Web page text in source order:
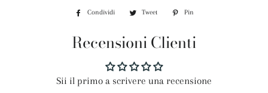
Condividi
Condividi
Facebook
Tweet
Twitta
Twitter
Pin
Recensioni Clienti
Sii il primo a scrivere una recensione